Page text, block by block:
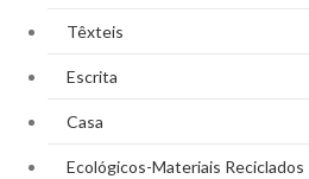
Têxteis
Escrita
Casa
Ecológicos-Materiais Reciclados